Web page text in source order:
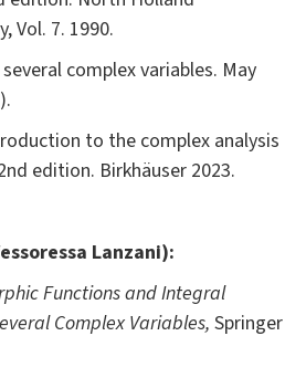
Vol. 7. 1990.
complex variables. May
to the complex analysis
edition. Birkhäuser 2023.
Lanzani):
Functions and Integral
Complex Variables, Springer